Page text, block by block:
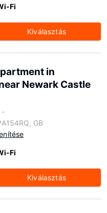
Fi
Kiválasztás
in
Newark Castle
GB
Fi
Kiválasztás